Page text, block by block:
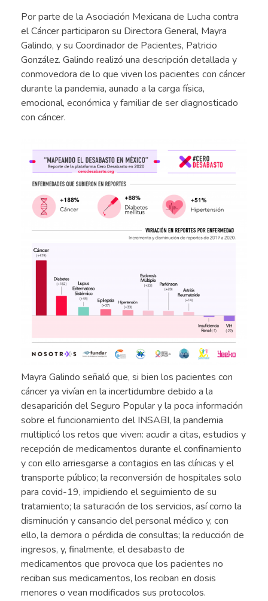
Por parte de la Asociación Mexicana de Lucha contra
el Cáncer participaron su Directora General, Mayra
Galindo, y su Coordinador de Pacientes, Patricio
González. Galindo realizó una descripción detallada y
conmovedora de lo que viven los pacientes con cáncer
durante la pandemia, aunado a la carga física,
emocional, económica y familiar de ser diagnosticado
con cáncer.
Mayra Galindo señaló que, si bien los pacientes con
cáncer ya vivían en la incertidumbre debido a la
desaparición del Seguro Popular y la poca información
sobre el funcionamiento del INSABI, la pandemia
multiplicó los retos que viven: acudir a citas, estudios y
recepción de medicamentos durante el confinamiento
y con ello arriesgarse a contagios en las clínicas y el
transporte público; la reconversión de hospitales solo
para covid-19, impidiendo el seguimiento de su
tratamiento; la saturación de los servicios, así como la
disminución y cansancio del personal médico y, con
ello, la demora o pérdida de consultas; la reducción de
ingresos, y, finalmente, el desabasto de
medicamentos que provoca que los pacientes no
reciban sus medicamentos, los reciban en dosis
menores o vean modificados sus protocolos.